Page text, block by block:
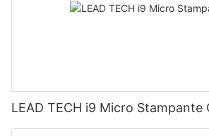
LEAD TECH i9 Micro Stampante